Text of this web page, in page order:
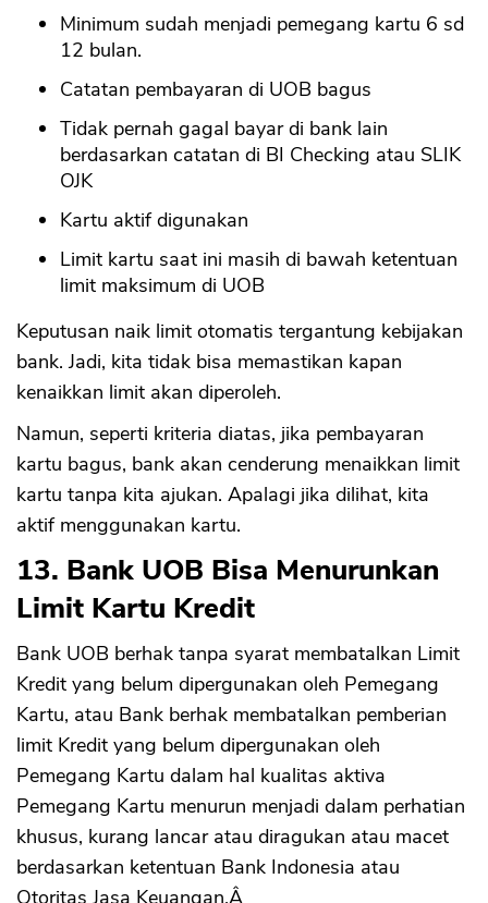
Minimum sudah menjadi pemegang kartu 6 sd
12 bulan.
Catatan pembayaran di UOB bagus
Tidak pernah gagal bayar di bank lain
berdasarkan catatan di BI Checking atau SLIK
OJK
Kartu aktif digunakan
Limit kartu saat ini masih di bawah ketentuan
limit maksimum di UOB
Keputusan naik limit otomatis tergantung kebijakan
bank. Jadi, kita tidak bisa memastikan kapan
kenaikkan limit akan diperoleh.
Namun, seperti kriteria diatas, jika pembayaran
kartu bagus, bank akan cenderung menaikkan limit
kartu tanpa kita ajukan. Apalagi jika dilihat, kita
aktif menggunakan kartu.
13. Bank UOB Bisa Menurunkan
Limit Kartu Kredit
Bank UOB berhak tanpa syarat membatalkan Limit
Kredit yang belum dipergunakan oleh Pemegang
Kartu, atau Bank berhak membatalkan pemberian
limit Kredit yang belum dipergunakan oleh
Pemegang Kartu dalam hal kualitas aktiva
Pemegang Kartu menurun menjadi dalam perhatian
khusus, kurang lancar atau diragukan atau macet
berdasarkan ketentuan Bank Indonesia atau